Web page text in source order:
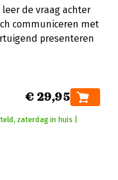
de vraag achter
communiceren met
presenteren
€ 29,95
zaterdag in huis |